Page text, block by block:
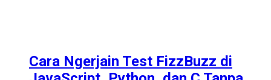
Cara Ngerjain Test FizzBuzz di